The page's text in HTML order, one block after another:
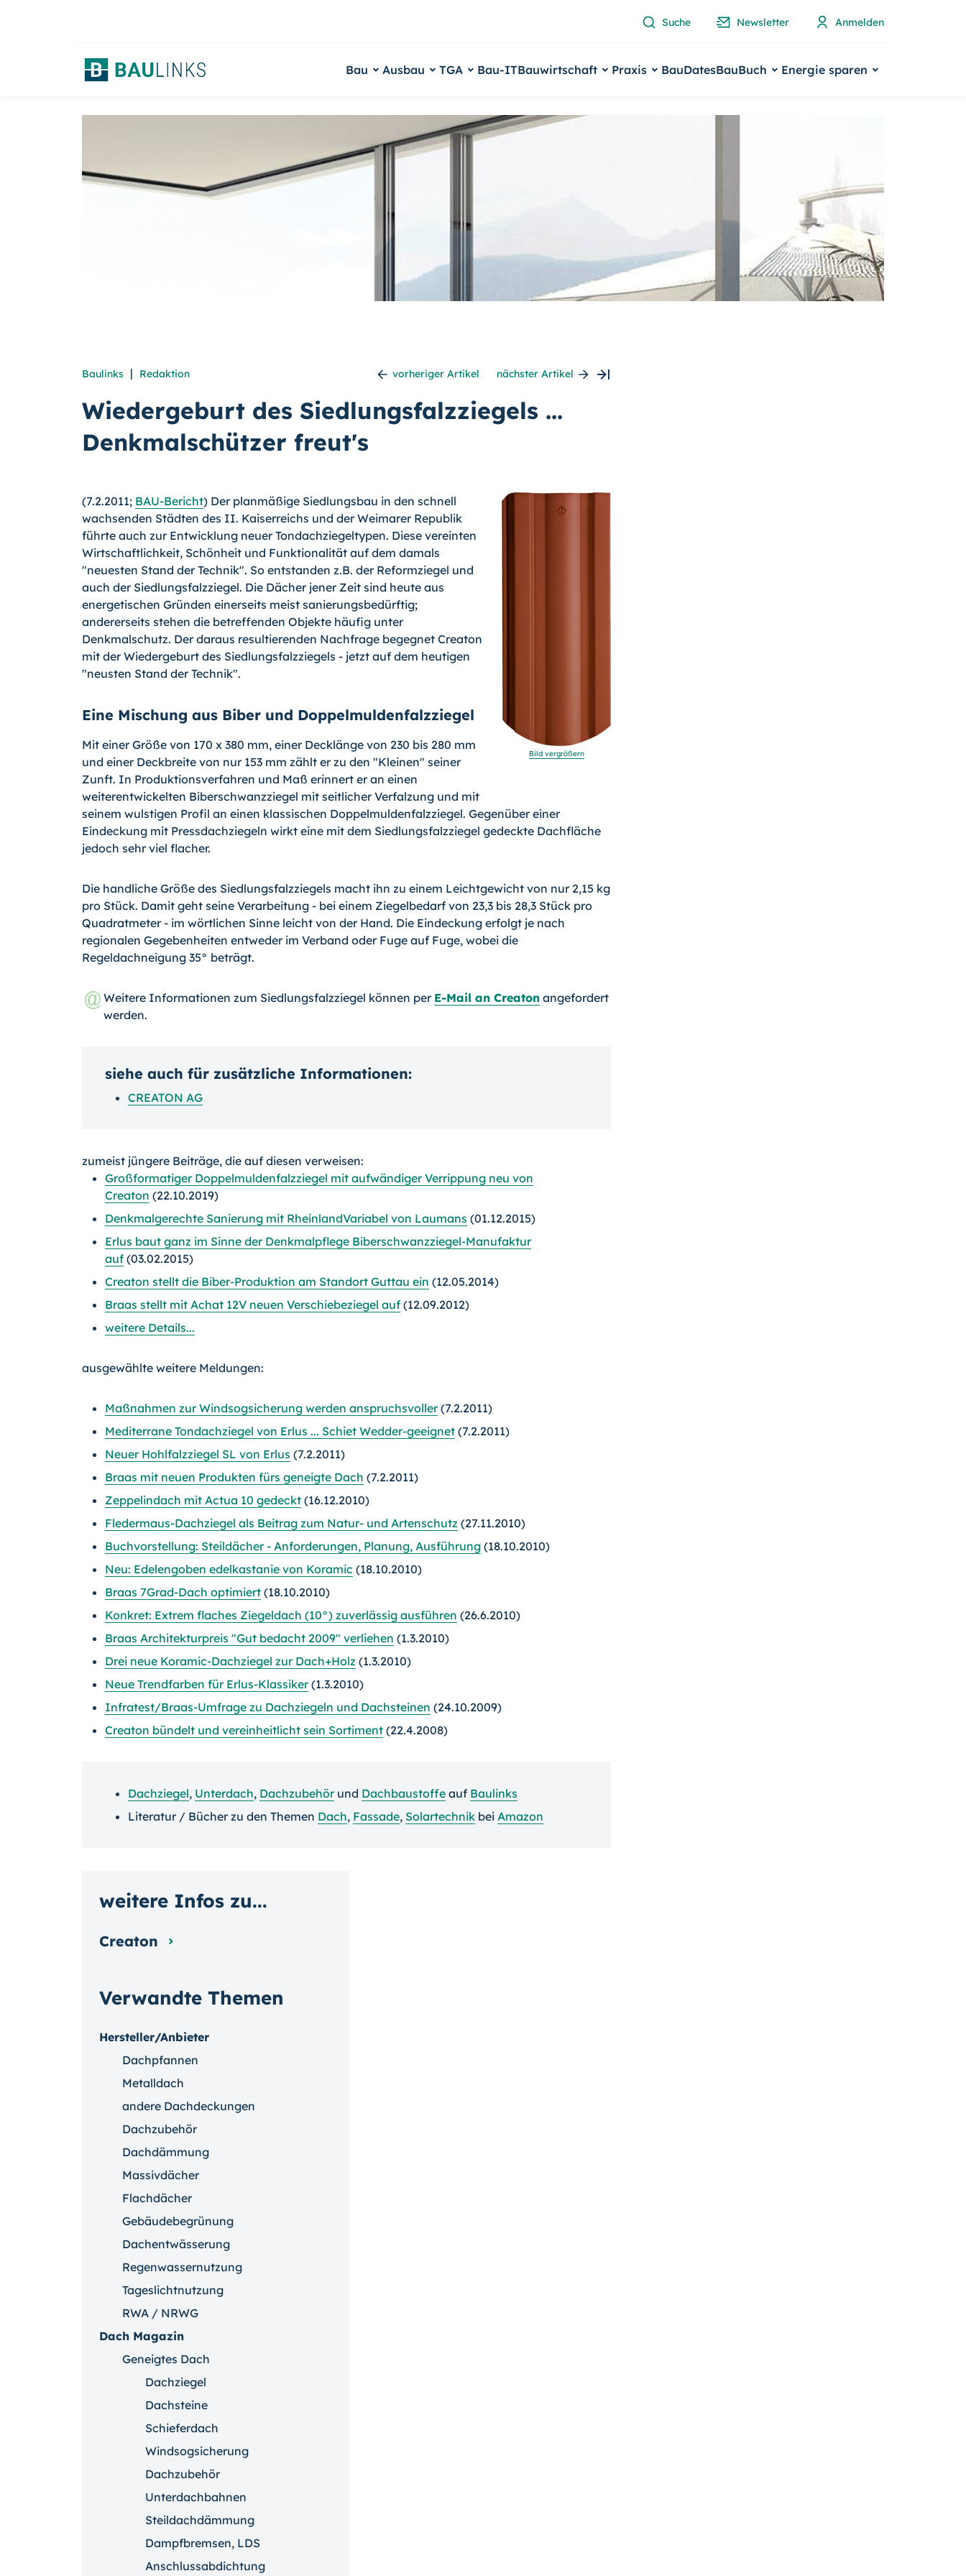
Suche Newsletter Anmelden
Bau Ausbau TGA Bau-ITBauwirtschaft Praxis BauDatesBauBuch Energie sparen
Baulinks | Redaktion vorheriger Artikel nächster Artikel
Wiedergeburt des Siedlungsfalzziegels ...
Denkmalschützer freut's
Bild vergrößern
(7.2.2011; BAU-Bericht) Der planmäßige Siedlungsbau in den schnell
wachsenden Städten des II. Kaiserreichs und der Weimarer Republik
führte auch zur Entwicklung neuer Tondachziegeltypen. Diese vereinten
Wirtschaftlichkeit, Schönheit und Funktionalität auf dem damals
"neuesten Stand der Technik". So entstanden z.B. der Reformziegel und
auch der Siedlungsfalzziegel. Die Dächer jener Zeit sind heute aus
energetischen Gründen einerseits meist sanierungsbedürftig;
andererseits stehen die betreffenden Objekte häufig unter
Denkmalschutz. Der daraus resultierenden Nachfrage begegnet Creaton
mit der Wiedergeburt des Siedlungsfalzziegels - jetzt auf dem heutigen
"neusten Stand der Technik".
Eine Mischung aus Biber und Doppelmuldenfalzziegel
Mit einer Größe von 170 x 380 mm, einer Decklänge von 230 bis 280 mm
und einer Deckbreite von nur 153 mm zählt er zu den "Kleinen" seiner
Zunft. In Produktionsverfahren und Maß erinnert er an einen
weiterentwickelten Biberschwanzziegel mit seitlicher Verfalzung und mit
seinem wulstigen Profil an einen klassischen Doppelmuldenfalzziegel. Gegenüber einer
Eindeckung mit Pressdachziegeln wirkt eine mit dem Siedlungsfalzziegel gedeckte Dachfläche
jedoch sehr viel flacher.
Die handliche Größe des Siedlungsfalzziegels macht ihn zu einem Leichtgewicht von nur 2,15 kg
pro Stück. Damit geht seine Verarbeitung - bei einem Ziegelbedarf von 23,3 bis 28,3 Stück pro
Quadratmeter - im wörtlichen Sinne leicht von der Hand. Die Eindeckung erfolgt je nach
regionalen Gegebenheiten entweder im Verband oder Fuge auf Fuge, wobei die
Regeldachneigung 35° beträgt.
Weitere Informationen zum Siedlungsfalzziegel können per E-Mail an Creaton angefordert
werden.
siehe auch für zusätzliche Informationen:
CREATON AG
zumeist jüngere Beiträge, die auf diesen verweisen:
Großformatiger Doppelmuldenfalzziegel mit aufwändiger Verrippung neu von
Creaton (22.10.2019)
Denkmalgerechte Sanierung mit RheinlandVariabel von Laumans (01.12.2015)
Erlus baut ganz im Sinne der Denkmalpflege Biberschwanzziegel-Manufaktur
auf (03.02.2015)
Creaton stellt die Biber-Produktion am Standort Guttau ein (12.05.2014)
Braas stellt mit Achat 12V neuen Verschiebeziegel auf (12.09.2012)
weitere Details...
ausgewählte weitere Meldungen:
Maßnahmen zur Windsogsicherung werden anspruchsvoller(7.2.2011)
Mediterrane Tondachziegel von Erlus ... Schiet Wedder-geeignet (7.2.2011)
Neuer Hohlfalzziegel SL von Erlus (7.2.2011)
Braas mit neuen Produkten fürs geneigte Dach (7.2.2011)
Zeppelindach mit Actua 10 gedeckt (16.12.2010)
Fledermaus-Dachziegel als Beitrag zum Natur- und Artenschutz (27.11.2010)
Buchvorstellung: Steildächer - Anforderungen, Planung, Ausführung (18.10.2010)
Neu: Edelengoben edelkastanie von Koramic (18.10.2010)
Braas 7Grad-Dach optimiert (18.10.2010)
Konkret: Extrem flaches Ziegeldach (10°) zuverlässig ausführen (26.6.2010)
Braas Architekturpreis "Gut bedacht 2009" verliehen (1.3.2010)
Drei neue Koramic-Dachziegel zur Dach+Holz (1.3.2010)
Neue Trendfarben für Erlus-Klassiker(1.3.2010)
Infratest/Braas-Umfrage zu Dachziegeln und Dachsteinen (24.10.2009)
Creaton bündelt und vereinheitlicht sein Sortiment (22.4.2008)
Dachziegel, Unterdach, Dachzubehörund Dachbaustoffe auf Baulinks
Literatur / Bücher zu den Themen Dach, Fassade, Solartechnik bei Amazon
Verwandte Themen
Hersteller/Anbieter
Dachpfannen
Metalldach
andere Dachdeckungen
Dachzubehör
Dachdämmung
Massivdächer
Flachdächer
Gebäudebegrünung
Dachentwässerung
Regenwassernutzung
Tageslichtnutzung
RWA / NRWG
Dach Magazin
Geneigtes Dach
Dachziegel
Dachsteine
Schieferdach
Windsogsicherung
Dachzubehör
Unterdachbahnen
Steildachdämmung
Dampfbremsen, LDS
Anschlussabdichtung
weitere Infos zu...
Creaton